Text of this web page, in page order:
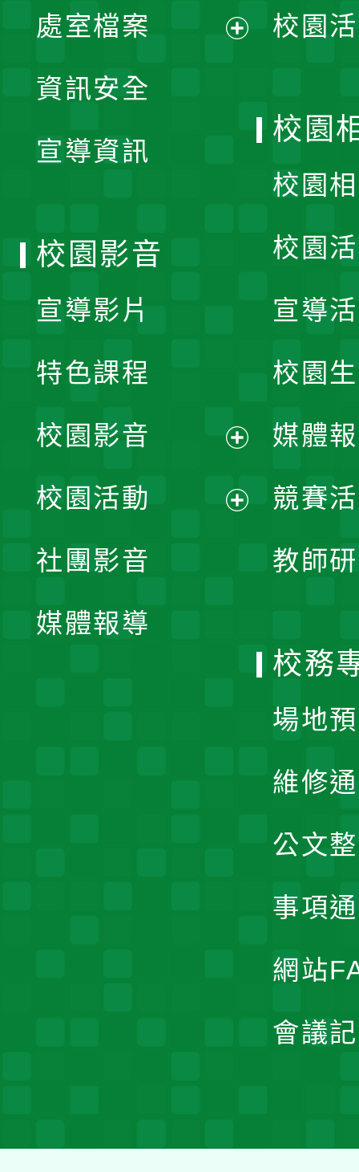
單
處室檔案
資訊安全
宣導資訊
校園
校園
校園
校園
宣導
校園
媒體
競賽
教師
校園影音
宣導影片
特色課程
校園影音
開
校園活動
社團影音
媒體報導
校務
場地
維修
公文
事項
網站
會議